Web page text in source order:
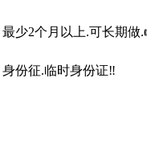
少2个月以上.可长期
份征.临时身份证‼️